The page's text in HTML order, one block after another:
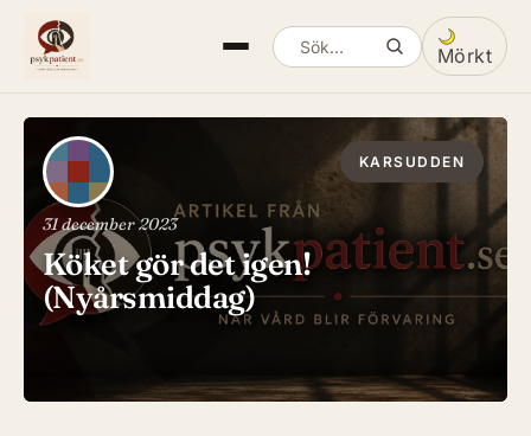
Sök artiklar Mörkt
Växla
KARSUDDEN
31 december 2023
Köket gör det igen!
(Nyårsmiddag)